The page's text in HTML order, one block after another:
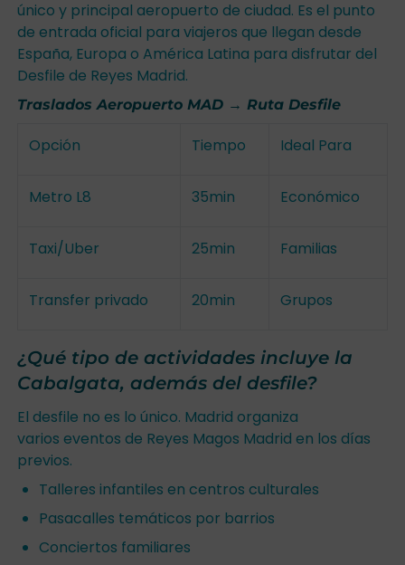
único y principal aeropuerto de ciudad. Es el punto
de entrada oficial para viajeros que llegan desde
España, Europa o América Latina para disfrutar del
Desfile de Reyes Madrid.
Traslados Aeropuerto MAD → Ruta Desfile
Opción Tiempo Ideal Para
Metro L8 35min Económico
Taxi/Uber 25min Familias
Transfer privado 20min Grupos
¿Qué tipo de actividades incluye la
Cabalgata, además del desfile?
El desfile no es lo único. Madrid organiza
varios eventos de Reyes Magos Madrid en los días
previos.
Talleres infantiles en centros culturales
Pasacalles temáticos por barrios
Conciertos familiares